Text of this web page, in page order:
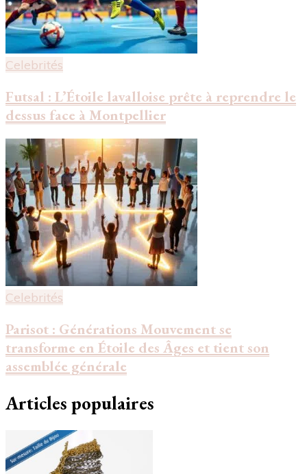
Celebrités
Futsal : L’Étoile lavalloise prête à reprendre le
dessus face à Montpellier
Celebrités
Parisot : Générations Mouvement se
transforme en Étoile des Âges et tient son
assemblée générale
Articles populaires